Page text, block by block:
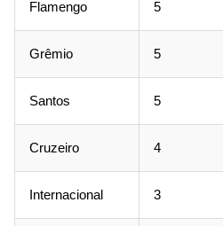
Flamengo 5
Grêmio 5
Santos 5
Cruzeiro 4
Internacional 3